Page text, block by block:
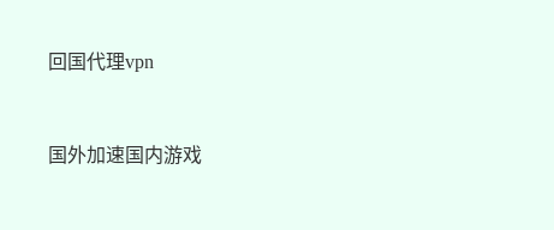
回国代理vpn
国外加速国内游戏